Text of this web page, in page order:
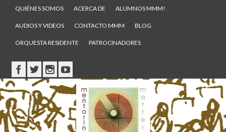
QUIÉNES SOMOS ACERCA DE ALUMNOS MMM!
AUDIOS Y VIDEOS CONTACTO MMM BLOG
ORQUESTA RESIDENTE PATROCINADORES